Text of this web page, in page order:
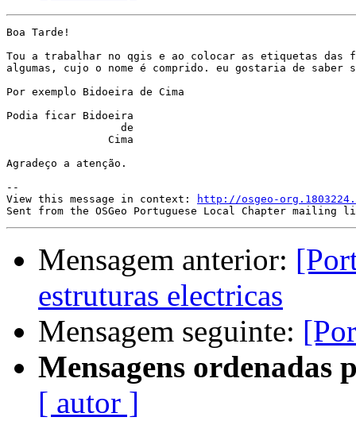
Boa Tarde!
Tou a trabalhar no qgis e ao colocar as etiquetas das
algumas, cujo o nome é comprido. eu gostaria de
Por exemplo Bidoeira de Cima
Podia ficar Bidoeira
                  de
                Cima
Agradeço a atenção.
--
View this message in context:
http://osgeo-
Mensagem anterior:
estruturas electricas
Mensagem seguinte:
Mensagens ordenadas
[ autor ]